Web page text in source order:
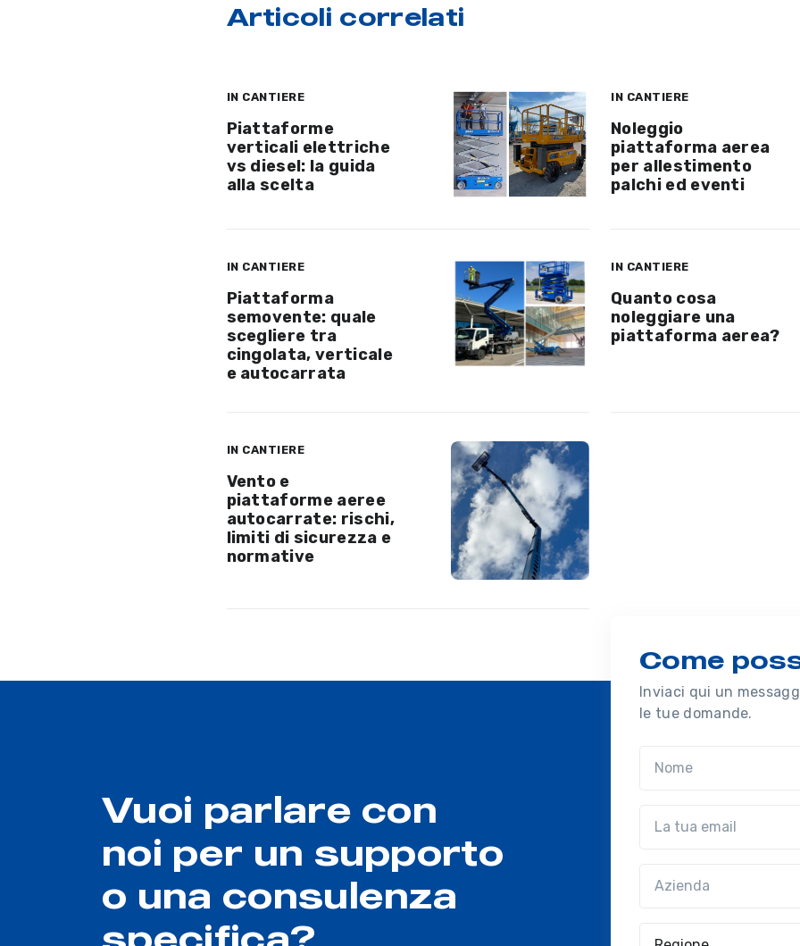
Articoli correlati
IN CANTIERE
Piattaforme
verticali elettriche
vs diesel: la guida
alla scelta
IN CANTIERE
Noleggio
piattaforma aerea
per allestimento
palchi ed eventi
IN CANTIERE
Piattaforma
semovente: quale
scegliere tra
cingolata, verticale
e autocarrata
IN CANTIERE
Quanto cosa
noleggiare una
piattaforma aerea?
IN CANTIERE
Vento e
piattaforme aeree
autocarrate: rischi,
limiti di sicurezza e
normative
Vuoi parlare con
noi per un supporto
o una consulenza
Come
Inviaci qui un
le tue domande.